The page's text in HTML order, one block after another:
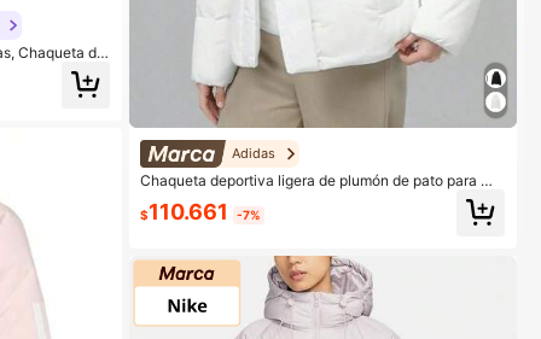
Chaqueta de
Adidas
Chaqueta deportiva ligera de plumón de pato para mu
$110.661 -7%